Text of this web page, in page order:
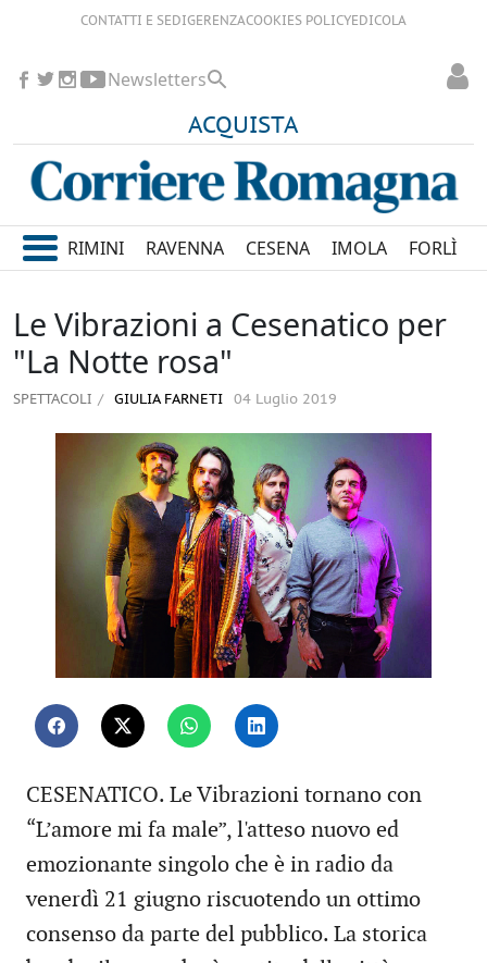
CONTATTI E SEDIGERENZACOOKIES POLICYEDICOLA
ACQUISTA
Newsletters
RIMINI RAVENNA CESENA IMOLA FORLÌ
Le Vibrazioni a Cesenatico per
"La Notte rosa"
SPETTACOLI GIULIA FARNETI 04 Luglio 2019
CESENATICO. Le Vibrazioni tornano con
“L’amore mi fa male”, l'atteso nuovo ed
emozionante singolo che è in radio da
venerdì 21 giugno riscuotendo un ottimo
consenso da parte del pubblico. La storica